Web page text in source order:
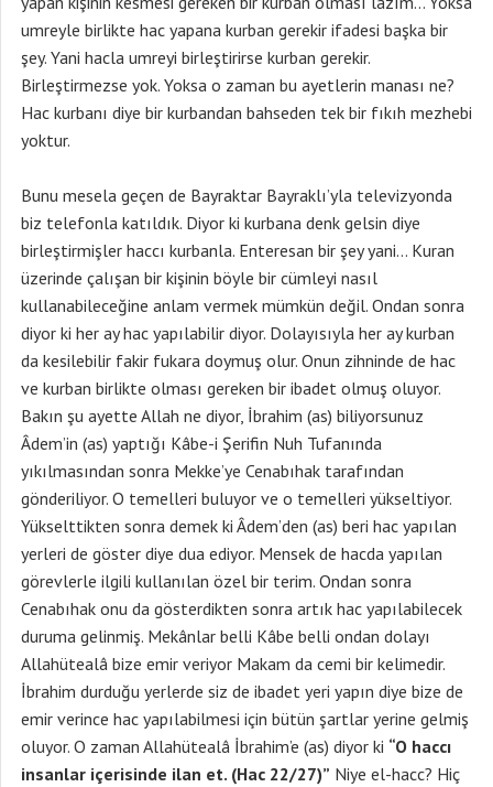
umreyle birlikte hac yapana kurban gerekir ifadesi başka bir
şey. Yani hacla umreyi birleştirirse kurban gerekir.
Birleştirmezse yok. Yoksa o zaman bu ayetlerin manası ne?
Hac kurbanı diye bir kurbandan bahseden tek bir fıkıh mezhebi
yoktur.
Bunu mesela geçen de Bayraktar Bayraklı’yla televizyonda
biz telefonla katıldık. Diyor ki kurbana denk gelsin diye
birleştirmişler haccı kurbanla. Enteresan bir şey yani… Kuran
üzerinde çalışan bir kişinin böyle bir cümleyi nasıl
kullanabileceğine anlam vermek mümkün değil. Ondan sonra
diyor ki her ay hac yapılabilir diyor. Dolayısıyla her ay kurban
da kesilebilir fakir fukara doymuş olur. Onun zihninde de hac
ve kurban birlikte olması gereken bir ibadet olmuş oluyor.
Bakın şu ayette Allah ne diyor, İbrahim (as) biliyorsunuz
Âdem’in (as) yaptığı Kâbe-i Şerifin Nuh Tufanında
yıkılmasından sonra Mekke’ye Cenabıhak tarafından
gönderiliyor. O temelleri buluyor ve o temelleri yükseltiyor.
Yükselttikten sonra demek ki Âdem’den (as) beri hac yapılan
yerleri de göster diye dua ediyor. Mensek de hacda yapılan
görevlerle ilgili kullanılan özel bir terim. Ondan sonra
Cenabıhak onu da gösterdikten sonra artık hac yapılabilecek
duruma gelinmiş. Mekânlar belli Kâbe belli ondan dolayı
Allahütealâ bize emir veriyor Makam da cemi bir kelimedir.
İbrahim durduğu yerlerde siz de ibadet yeri yapın diye bize de
emir verince hac yapılabilmesi için bütün şartlar yerine gelmiş
oluyor. O zaman Allahütealâ İbrahim’e (as) diyor ki “O haccı
insanlar içerisinde ilan et. (Hac 22/27)” Niye el-hacc? Hiç